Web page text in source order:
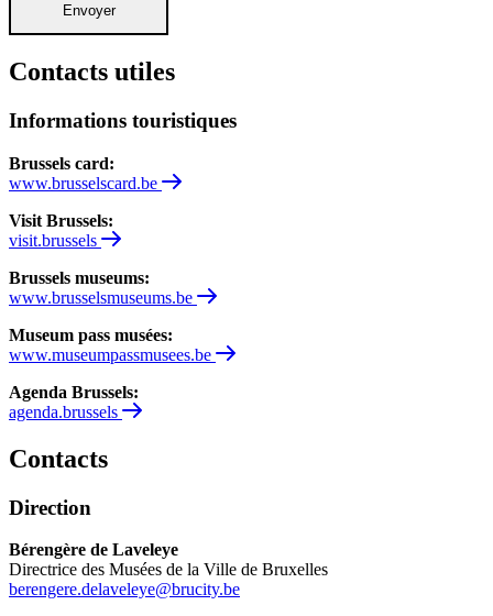
Envoyer
Contacts utiles
Informations touristiques
Brussels card:
www.brusselscard.be
Visit Brussels:
visit.brussels
Brussels museums:
www.brusselsmuseums.be
Museum pass musées:
www.museumpassmusees.be
Agenda Brussels:
agenda.brussels
Contacts
Direction
Bérengère de Laveleye
Directrice des Musées de la Ville de Bruxelles
berengere.delaveleye@brucity.be